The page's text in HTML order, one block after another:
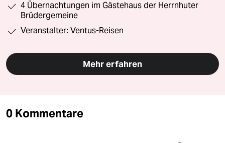
4 Übernachtungen im Gästehaus der Herrnhuter
Brüdergemeine
Veranstalter: Ventus-Reisen
Mehr erfahren
0 Kommentare